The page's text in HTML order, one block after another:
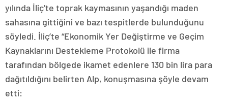
yılında İliç’te toprak kaymasının yaşandığı maden
sahasına gittiğini ve bazı tespitlerde bulunduğunu
söyledi. İliç’te “Ekonomik Yer Değiştirme ve Geçim
Kaynaklarını Destekleme Protokolü ile firma
tarafından bölgede ikamet edenlere 130 bin lira para
dağıtıldığını belirten Alp, konuşmasına şöyle devam
etti: